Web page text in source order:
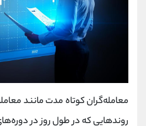
معامله‌گران کوتاه‌ مدت مانند
روندهایی که در طول روز در